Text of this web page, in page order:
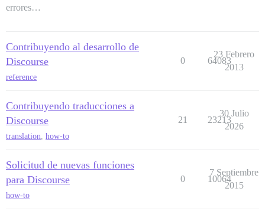
errores…
Contribuyendo al desarrollo de
Discourse
reference
0 64083
23 Febrero
2013
Contribuyendo traducciones a
Discourse
translation, how-to
21 23213
30 Julio
2026
Solicitud de nuevas funciones
para Discourse
how-to
0 10064
7 Septiembre
2015